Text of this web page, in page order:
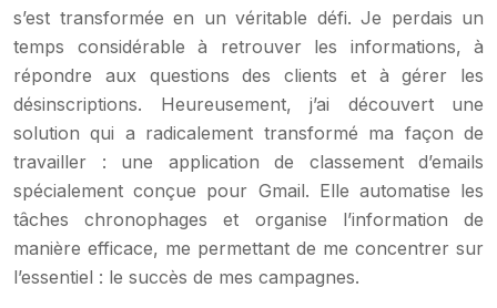
s’est transformée en un véritable défi. Je perdais un
temps considérable à retrouver les informations, à
répondre aux questions des clients et à gérer les
désinscriptions. Heureusement, j’ai découvert une
solution qui a radicalement transformé ma façon de
travailler : une application de classement d’emails
spécialement conçue pour Gmail. Elle automatise les
tâches chronophages et organise l’information de
manière efficace, me permettant de me concentrer sur
l’essentiel : le succès de mes campagnes.